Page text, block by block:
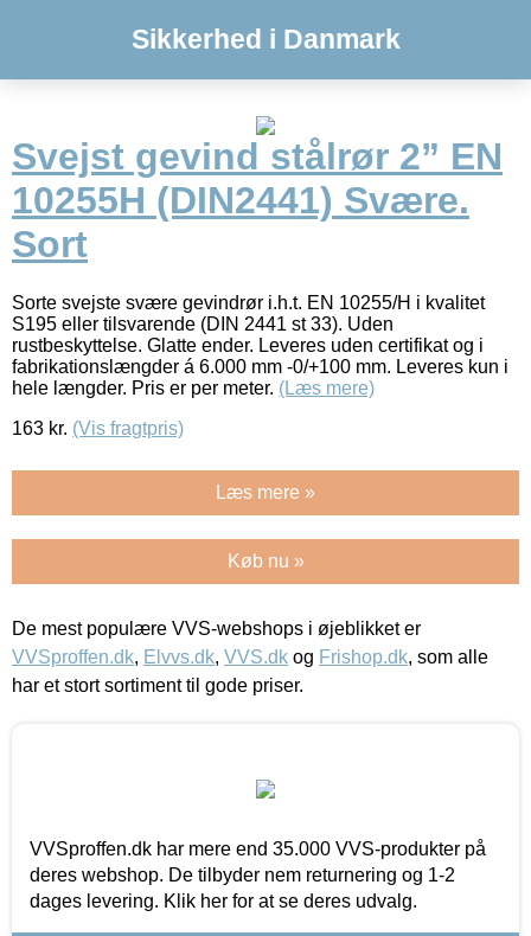
Sikkerhed i Danmark
Svejst gevind stålrør 2” EN
10255H (DIN2441) Svære.
Sort
Sorte svejste svære gevindrør i.h.t. EN 10255/H i kvalitet
S195 eller tilsvarende (DIN 2441 st 33). Uden
rustbeskyttelse. Glatte ender. Leveres uden certifikat og i
fabrikationslængder á 6.000 mm -0/+100 mm. Leveres kun i
hele længder. Pris er per meter. (Læs mere)
163 kr. (Vis fragtpris)
Læs mere »
Køb nu »
De mest populære VVS-webshops i øjeblikket er
VVSproffen.dk, Elvvs.dk, VVS.dk og Frishop.dk, som alle
har et stort sortiment til gode priser.
VVSproffen.dk har mere end 35.000 VVS-produkter på
deres webshop. De tilbyder nem returnering og 1-2
dages levering. Klik her for at se deres udvalg.